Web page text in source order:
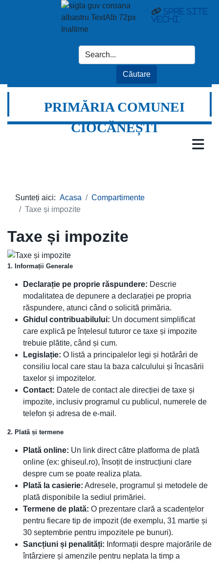
Spre site
vechi
PRIMĂRIA COMUNEI
CIOCĂNEȘTI
Sunteți aici: Acasa
Compartimente
Taxe și impozite
Taxe și impozite
1. Informații Generale
Declarație pe proprie răspundere: Descrie
modalitatea de depunere a declarației pe propria
răspundere, atunci când o solicită primăria.
Ghidul contribuabilului: Un document simplificat
care explică pe înțelesul tuturor ce taxe și impozite
trebuie plătite, când și cum.
Legislație: O listă a principalelor legi și hotărâri de
consiliu local care stau la baza calculului și încasării
taxelor și impozitelor.
Contact: Datele de contact ale direcției de taxe și
impozite, inclusiv programul cu publicul, numerele de
telefon și adresa de e-mail.
2. Plată și termene
Plată online: Un link direct către platforma de plată
online (ex: ghiseul.ro), însoțit de instrucțiuni clare
despre cum se poate realiza plata.
Plată la casierie: Adresele, programul și metodele de
plată disponibile la sediul primăriei.
Termene de plată: O prezentare clară a scadențelor
pentru fiecare tip de impozit (de exemplu, 31 martie și
30 septembrie pentru impozitele pe bunuri).
Sancțiuni și penalități: Informații despre majorările de
întârziere și amenzile pentru neplata la timp a